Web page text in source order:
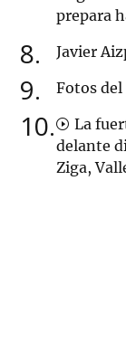
prepara
8 Javier
9 Fotos
10
La
delante
Ziga,